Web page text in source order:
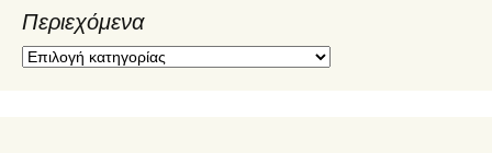
Περιεχόμενα
Π